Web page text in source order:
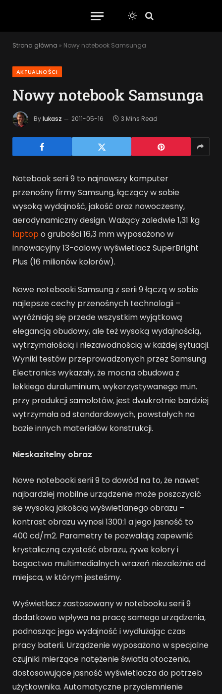
Strona główna » Nowy notebook Samsunga
AKTUALNOŚCI
Nowy notebook Samsunga
Bylukasz 2011-05-16 3 Mins Read
Notebook serii 9 to najnowszy komputer
przenośny firmy Samsung, łączący w sobie
wysoką wydajność, jakość oraz nowoczesny,
aerodynamiczny design. Ważący zaledwie 1,31 kg
laptopo grubości 16,3 mm wyposażono w
innowacyjny 13-calowy wyświetlacz SuperBright
Plus (16 milionów kolorów).
Nowe notebooki Samsung z serii 9 łączą w sobie
najlepsze cechy przenośnych technologii –
wyróżniają się przede wszystkim wyjątkową
elegancją obudowy, ale też wysoką wydajnością,
wytrzymałością i niezawodnością w każdej sytuacji.
Wyniki testów przeprowadzonych przez Samsung
Electronics wykazały, że mocna obudowa z
lekkiego duraluminium, wykorzystywanego m.in.
przy produkcji samolotów, jest dwukrotnie bardziej
wytrzymała od standardowych, powstałych na
bazie innych materiałów konstrukcji.
Nieskazitelny obraz
Nowe notebooki serii 9 to dowód na to, że nawet
najbardziej mobilne urządzenie może poszczycić
się wysoką jakością wyświetlanego obrazu –
kontrast obrazu wynosi 1300:1 a jego jasność to
400 cd/m2. Parametry te pozwalają zapewnić
krystaliczną czystość obrazu, żywe kolory i
bogactwo multimedialnych wrażeń niezależnie od
miejsca, w którym jesteśmy.
Wyświetlacz zastosowany w notebooku serii 9
dodatkowo wpływa na pracę samego urządzenia,
podnosząc jego wydajność i wydłużając czas
pracy baterii. Urządzenie wyposażono w specjalne
czujniki mierzące natężenie światła otoczenia,
dostosowujące jasność wyświetlacza do potrzeb
użytkownika. Automatyczne przyciemnienie